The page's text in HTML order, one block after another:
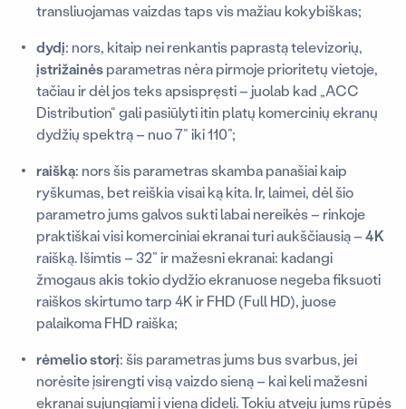
transliuojamas vaizdas taps vis mažiau kokybiškas;
dydį: nors, kitaip nei renkantis paprastą televizorių,
įstrižainėsparametras nėra pirmoje prioritetų vietoje,
tačiau ir dėl jos teks apsispręsti – juolab kad „ACC
Distribution“ gali pasiūlyti itin platų komercinių ekranų
dydžių spektrą – nuo 7” iki 110”;
raišką: nors šis parametras skamba panašiai kaip
ryškumas, bet reiškia visai ką kita. Ir, laimei, dėl šio
parametro jums galvos sukti labai nereikės – rinkoje
praktiškai visi komerciniai ekranai turi aukščiausią –4K
raišką. Išimtis – 32” ir mažesni ekranai: kadangi
žmogaus akis tokio dydžio ekranuose negeba fiksuoti
raiškos skirtumo tarp 4K ir FHD (Full HD), juose
palaikoma FHD raiška;
rėmelio storį: šis parametras jums bus svarbus, jei
norėsite įsirengti visą vaizdo sieną – kai keli mažesni
ekranai sujungiami į vieną didelį. Tokiu atveju jums rūpės